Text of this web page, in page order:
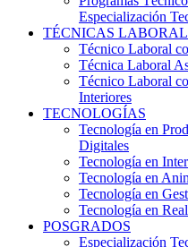
Especialización
TÉCNICAS
Técnico Laboral
Técnica Laboral
Técnico Laboral
Interiores
TECNOLOGÍAS
Tecnología en
Digitales
Tecnología en
Tecnología en
Tecnología en
Tecnología en
POSGRADOS
Especialización